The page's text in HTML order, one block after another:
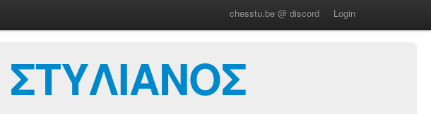
chesstu.be @ discord Login